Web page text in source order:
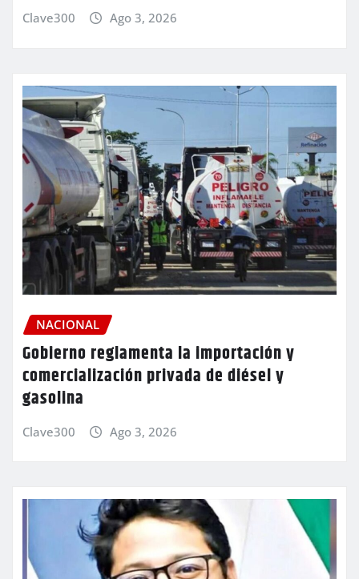
Clave300 Ago 3, 2026
NACIONAL
Gobierno reglamenta la importación y
comercialización privada de diésel y
gasolina
Clave300 Ago 3, 2026